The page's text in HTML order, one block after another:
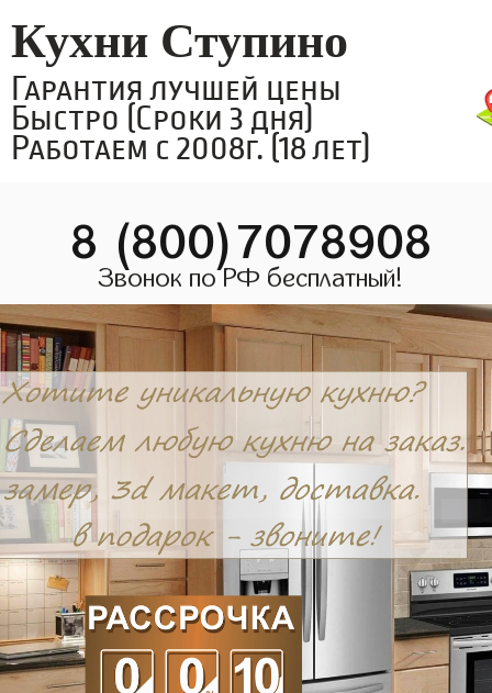
Кухни Ступино
Гарантия лучшей цены
Быстро (Сроки 3 дня)
Работаем с 2008г. (18 лет)
8 (800)7078908
Звонок по РФ бесплатный!